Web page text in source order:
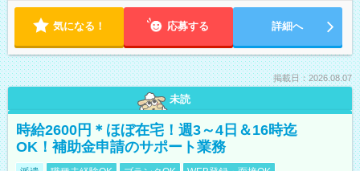
気になる！ 応募する 詳細へ
掲載日：2026.08.07
未読
時給2600円＊ほぼ在宅！週3～4日＆16時迄
OK！補助金申請のサポート業務